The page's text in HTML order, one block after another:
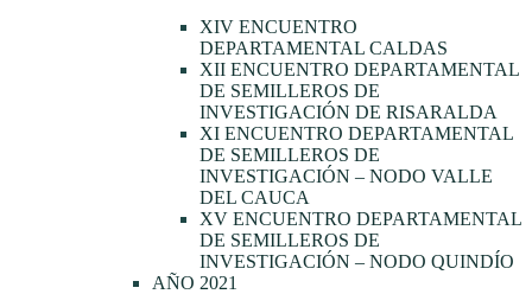
XIV ENCUENTRO
DEPARTAMENTAL CALDAS
XII ENCUENTRO DEPARTAMENTAL
DE SEMILLEROS DE
INVESTIGACIÓN DE RISARALDA
XI ENCUENTRO DEPARTAMENTAL
DE SEMILLEROS DE
INVESTIGACIÓN – NODO VALLE
DEL CAUCA
XV ENCUENTRO DEPARTAMENTAL
DE SEMILLEROS DE
INVESTIGACIÓN – NODO QUINDÍO
AÑO 2021